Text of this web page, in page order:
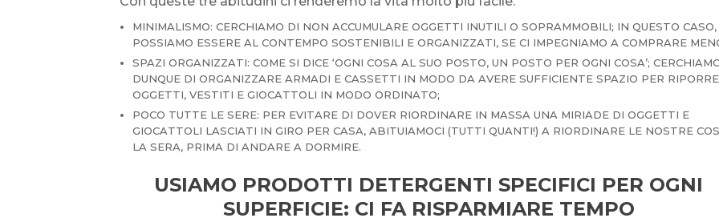
MINIMALISMO: CERCHIAMO DI NON ACCUMULARE OGGETTI INUTILI O SOPRAMMOBILI; IN QUESTO CASO,
POSSIAMO ESSERE AL CONTEMPO SOSTENIBILI E ORGANIZZATI, SE CI IMPEGNIAMO A COMPRARE
SPAZI ORGANIZZATI: COME SI DICE ‘OGNI COSA AL SUO POSTO, UN POSTO PER OGNI COSA’;
DUNQUE DI ORGANIZZARE ARMADI E CASSETTI IN MODO DA AVERE SUFFICIENTE SPAZIO PER RIPORRE
OGGETTI, VESTITI E GIOCATTOLI IN MODO ORDINATO;
POCO TUTTE LE SERE: PER EVITARE DI DOVER RIORDINARE IN MASSA UNA MIRIADE DI OGGETTI E
GIOCATTOLI LASCIATI IN GIRO PER CASA, ABITUIAMOCI (TUTTI QUANTI!) A RIORDINARE LE NOSTRE
LA SERA, PRIMA DI ANDARE A DORMIRE.
USIAMO PRODOTTI DETERGENTI SPECIFICI PER OGNI
SUPERFICIE: CI FA RISPARMIARE TEMPO